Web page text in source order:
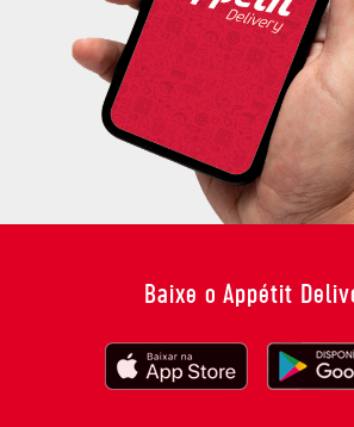
Baixe o Appétit